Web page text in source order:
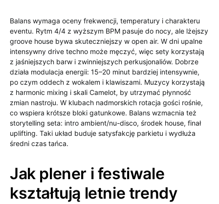
Balans wymaga oceny frekwencji, temperatury i charakteru
eventu. Rytm 4/4 z wyższym BPM pasuje do nocy, ale lżejszy
groove house bywa skuteczniejszy w open air. W dni upalne
intensywny drive techno może męczyć, więc sety korzystają
z jaśniejszych barw i zwinniejszych perkusjonaliów. Dobrze
działa modulacja energii: 15–20 minut bardziej intensywnie,
po czym oddech z wokalem i klawiszami. Muzycy korzystają
z harmonic mixing i skali Camelot, by utrzymać płynność
zmian nastroju. W klubach nadmorskich rotacja gości rośnie,
co wspiera krótsze bloki gatunkowe. Balans wzmacnia też
storytelling seta: intro ambient/nu-disco, środek house, finał
uplifting. Taki układ buduje satysfakcję parkietu i wydłuża
średni czas tańca.
Jak plener i festiwale
kształtują letnie trendy